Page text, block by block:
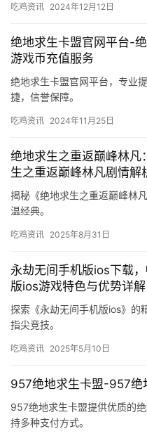
吃鸡资讯 2024年12月12日
绝地求生卡盟官网平台-
游戏币充值服务
绝地求生卡盟官网平台，专业
捷，信誉保障。
吃鸡资讯 2024年11月25日
绝地求生之重返巅峰林
生之重返巅峰林凡剧情解
揭秘《绝地求生之重返巅峰林
温经典。
吃鸡资讯 2025年8月31日
永劫无间手机版ios下载
版ios游戏特色与优势详解
探索《永劫无间手机版ios》的
指尖竞技。
吃鸡资讯 2025年5月10日
957绝地求生卡盟-957绝
957绝地求生卡盟提供优质的
持多种支付方式。